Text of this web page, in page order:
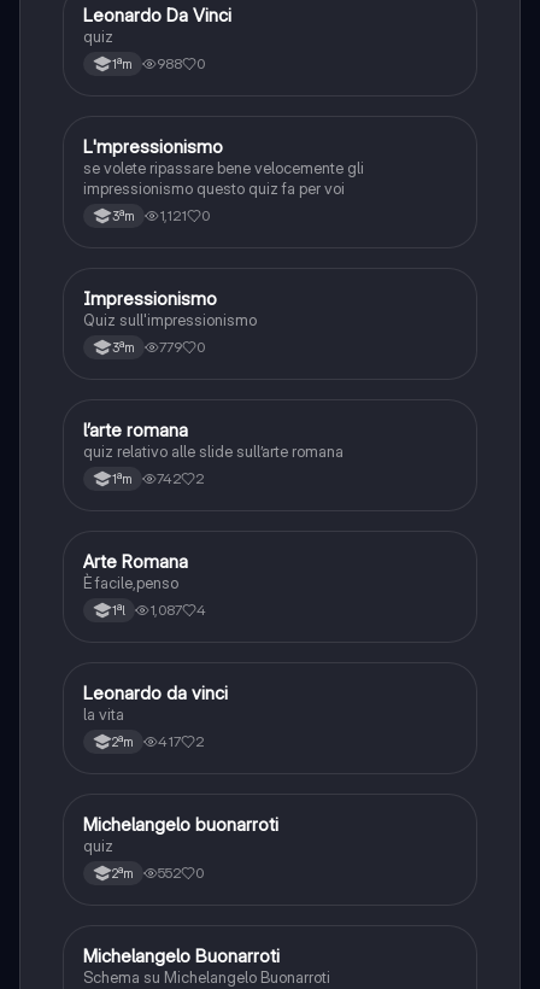
LArte
Leonardo Da Vinci
quiz
1ªm 988 0
LArte
L'mpressionismo
se volete ripassare bene velocemente gli
impressionismo questo quiz fa per voi
3ªm 1,121 0
IArte
Impressionismo
Quiz sull'impressionismo
3ªm 779 0
LArte
l’arte romana
quiz relativo alle slide sull’arte romana
1ªm 742 2
AStoria
Arte Romana
È facile,penso
1ªl 1,087 4
LArte
Leonardo da vinci
la vita
2ªm 417 2
MArte Michelangelo buonarroti
quiz
2ªm 552 0
Arte
Michelangelo Buonarroti
Schema su Michelangelo Buonarroti